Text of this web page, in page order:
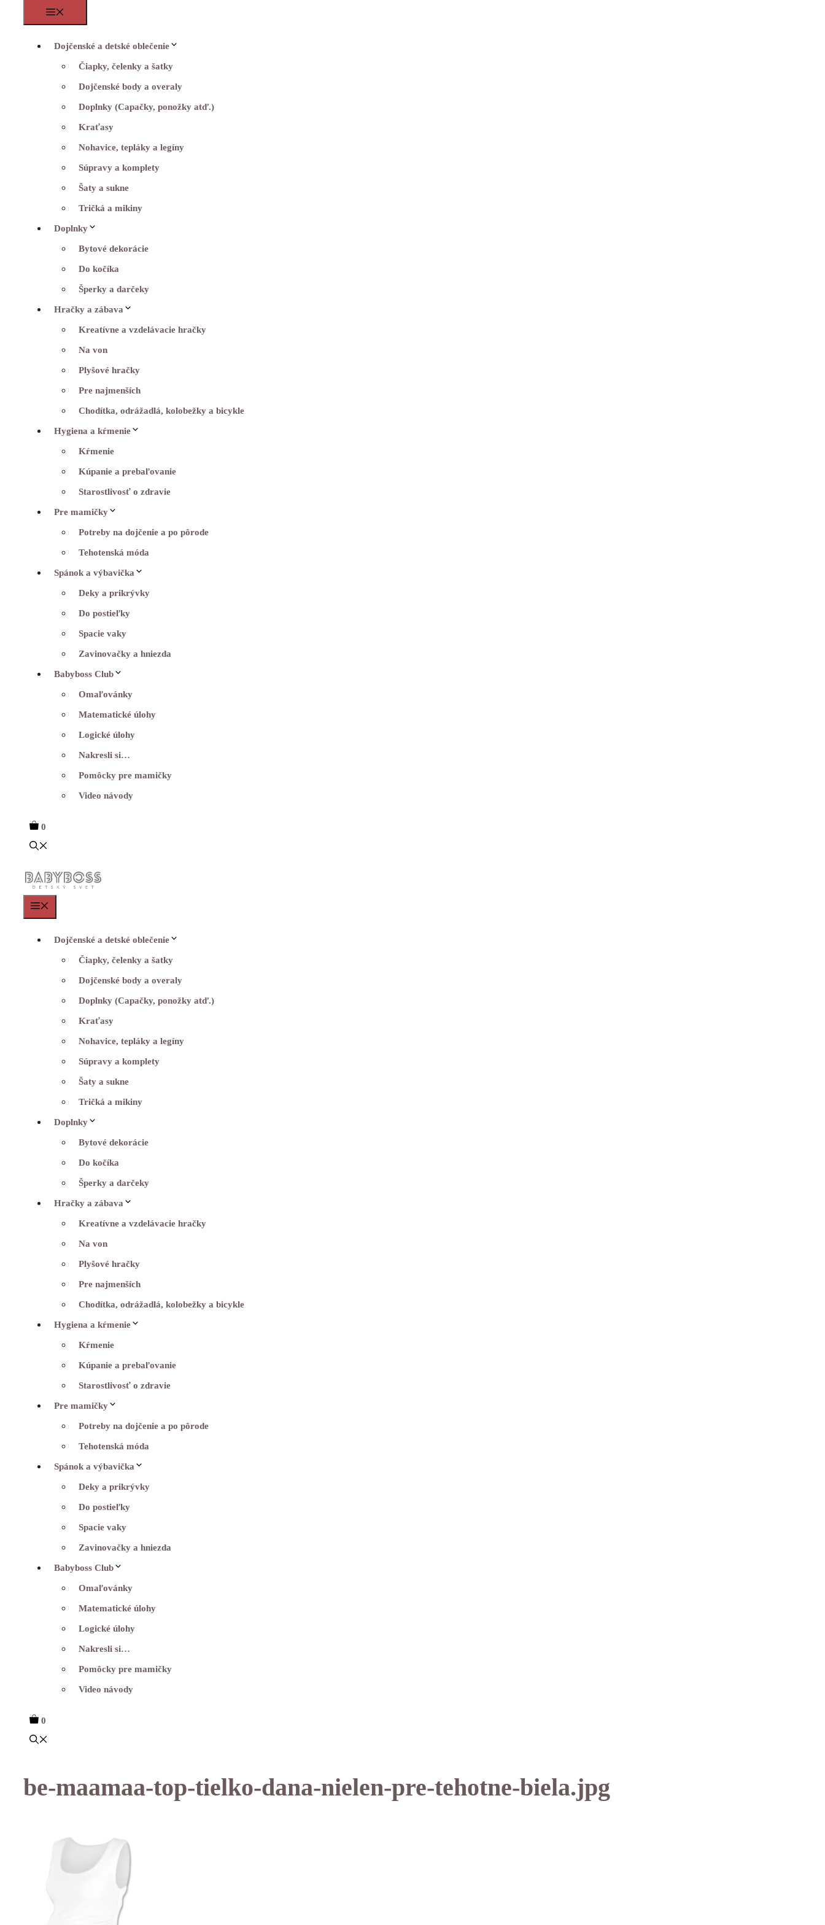
Dojčenské a detské oblečenie
Čiapky, čelenky a šatky
Dojčenské body a overaly
Doplnky (Capačky, ponožky atď.)
Kraťasy
Nohavice, tepláky a legíny
Súpravy a komplety
Šaty a sukne
Tričká a mikiny
Doplnky
Bytové dekorácie
Do kočíka
Šperky a darčeky
Hračky a zábava
Kreatívne a vzdelávacie hračky
Na von
Plyšové hračky
Pre najmenších
Chodítka, odrážadlá, kolobežky a bicykle
Hygiena a kŕmenie
Kŕmenie
Kúpanie a prebaľovanie
Starostlivosť o zdravie
Pre mamičky
Potreby na dojčenie a po pôrode
Tehotenská móda
Spánok a výbavička
Deky a prikrývky
Do postieľky
Spacie vaky
Zavinovačky a hniezda
Babyboss Club
Omaľovánky
Matematické úlohy
Logické úlohy
Nakresli si…
Pomôcky pre mamičky
Video návody
0
Dojčenské a detské oblečenie
Čiapky, čelenky a šatky
Dojčenské body a overaly
Doplnky (Capačky, ponožky atď.)
Kraťasy
Nohavice, tepláky a legíny
Súpravy a komplety
Šaty a sukne
Tričká a mikiny
Doplnky
Bytové dekorácie
Do kočíka
Šperky a darčeky
Hračky a zábava
Kreatívne a vzdelávacie hračky
Na von
Plyšové hračky
Pre najmenších
Chodítka, odrážadlá, kolobežky a bicykle
Hygiena a kŕmenie
Kŕmenie
Kúpanie a prebaľovanie
Starostlivosť o zdravie
Pre mamičky
Potreby na dojčenie a po pôrode
Tehotenská móda
Spánok a výbavička
Deky a prikrývky
Do postieľky
Spacie vaky
Zavinovačky a hniezda
Babyboss Club
Omaľovánky
Matematické úlohy
Logické úlohy
Nakresli si…
Pomôcky pre mamičky
Video návody
0
be-maamaa-top-tielko-dana-nielen-pre-tehotne-biela.jpg